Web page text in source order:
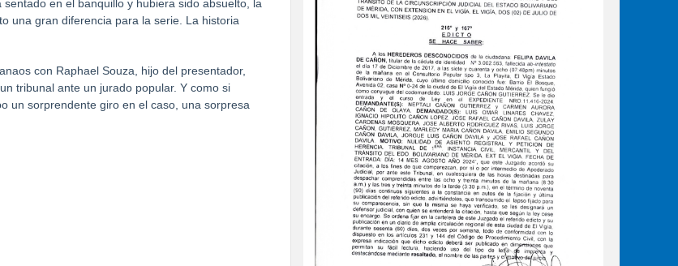
en el banquillo y hubiera sido absuelto, la
una gran diferencia para la serie. La historia
con Raphael Souza, hijo del presentador,
tribunal ante un jurado popular. Y como si
un sorprendente giro en el caso, una sorpresa